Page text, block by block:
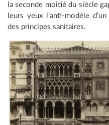
la seconde moitié du siècle
leurs yeux l’anti-modèle
des principes sanitaires.